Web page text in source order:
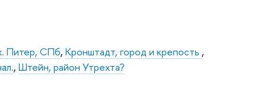
Питер, СПб,Кронштадт, город и крепость ,
,Штейн, район Утрехта?